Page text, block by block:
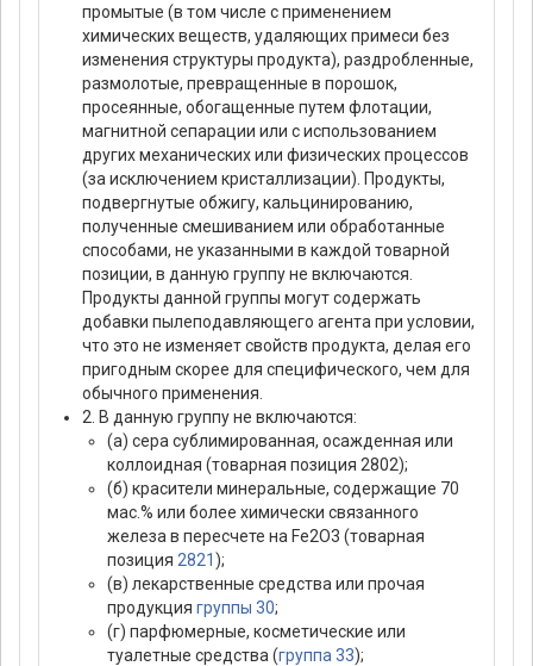
промытые (в том числе с применением
химических веществ, удаляющих примеси без
изменения структуры продукта), раздробленные,
размолотые, превращенные в порошок,
просеянные, обогащенные путем флотации,
магнитной сепарации или с использованием
других механических или физических процессов
(за исключением кристаллизации). Продукты,
подвергнутые обжигу, кальцинированию,
полученные смешиванием или обработанные
способами, не указанными в каждой товарной
позиции, в данную группу не включаются.
Продукты данной группы могут содержать
добавки пылеподавляющего агента при условии,
что это не изменяет свойств продукта, делая его
пригодным скорее для специфического, чем для
обычного применения.
2. В данную группу не включаются:
(а) сера сублимированная, осажденная или
коллоидная (товарная позиция 2802);
(б) красители минеральные, содержащие 70
мас.% или более химически связанного
железа в пересчете на Fe2O3 (товарная
позиция 2821);
(в) лекарственные средства или прочая
продукция группы 30;
(г) парфюмерные, косметические или
туалетные средства (группа 33);